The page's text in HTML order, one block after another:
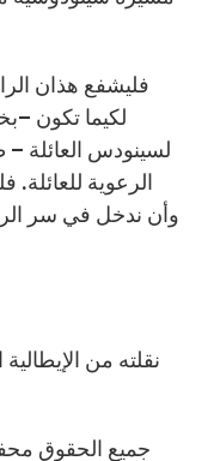
فليشفع هذان
لكيما تكون
لسينودس العائلة
الرعوية للعائلة.
وأن ندخل في سر
نقلته من
جميع الحقوق